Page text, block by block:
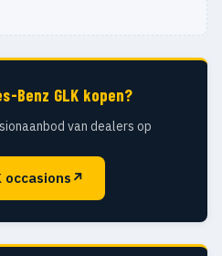
Benz GLK kopen?
van dealers op
occasions ↗